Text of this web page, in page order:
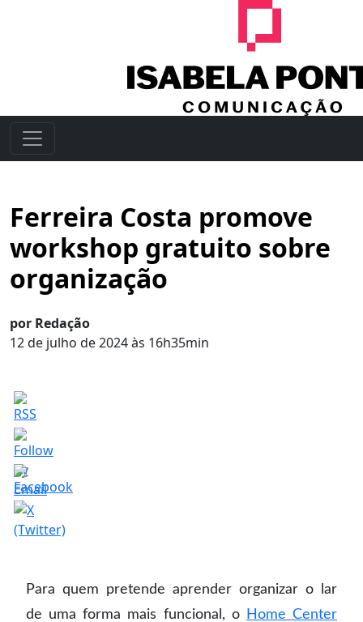
Ferreira Costa promove
workshop gratuito sobre
organização
por Redação
12 de julho de 2024 às 16h35min
Para quem pretende aprender organizar o lar
de uma forma mais funcional, o
Home Center